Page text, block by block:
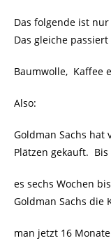
Das folgende ist
Das gleiche
Baumwolle, Kaffee
Also:
Goldman Sachs hat
Plätzen gekauft.
es sechs Wochen
Goldman Sachs die
man jetzt 16